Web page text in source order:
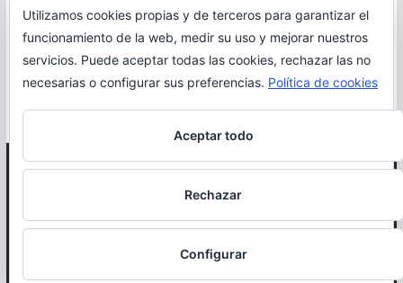
Correr en La Rioja
Otro proyecto deMiRioja
Utilizamos cookies propias y de terceros para garantizar el
funcionamiento de la web, medir su uso y mejorar nuestros
servicios. Puede aceptar todas las cookies, rechazar las no
necesarias o configurar sus preferencias. Política de cookies
Aceptar todo
Rechazar
Configurar